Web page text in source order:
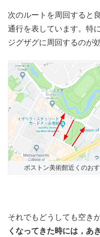
次のルートを周回すると
通行を表しています。特
ジグザグに周回するのが
ボストン美術館近くのお
それでもどうしても空き
くなってきた時には，あ